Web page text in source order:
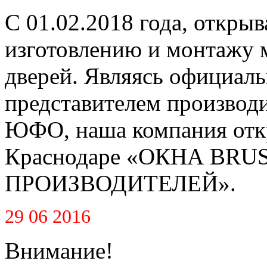
С 01.02.2018 года,
изготовлению и монтажу
дверей. Являясь
представителем
ЮФО, наша компания
Краснодаре «ОКНА
ПРОИЗВОДИТЕЛЕЙ».
29 06 2016
Внимание!